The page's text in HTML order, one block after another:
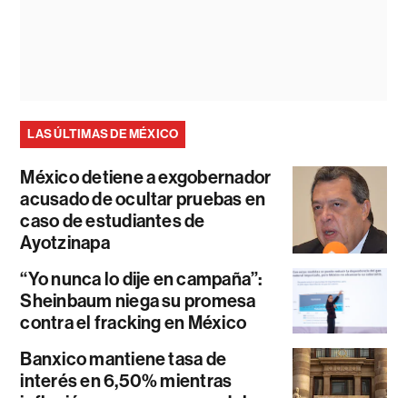
LAS ÚLTIMAS DE MÉXICO
México detiene a exgobernador
acusado de ocultar pruebas en
caso de estudiantes de
Ayotzinapa
“Yo nunca lo dije en campaña”:
Sheinbaum niega su promesa
contra el fracking en México
Banxico mantiene tasa de
interés en 6,50% mientras